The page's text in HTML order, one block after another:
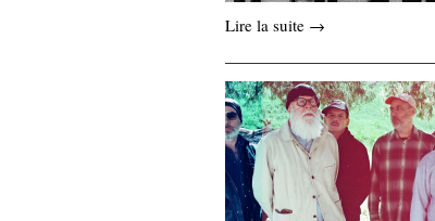
Lire la suite →